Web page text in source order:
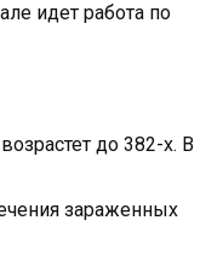
идет работа по
до 382-х. В
зараженных